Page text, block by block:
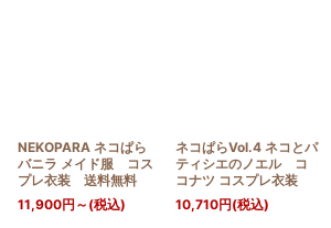
NEKOPARA ネコぱら
バニラ メイド服 コス
プレ衣装 送料無料
11,900円 ～ (税込)
ネコぱらVol.4 ネコとパ
ティシエのノエル コ
コナツ コスプレ衣装
10,710円(税込)